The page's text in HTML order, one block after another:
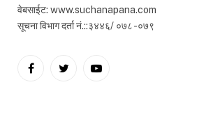
वेबसाईट: www.suchanapana.com
सूचना विभाग दर्ता नं.::३४४६/ ०७८ -०७९
FacebookTwitterYouTube